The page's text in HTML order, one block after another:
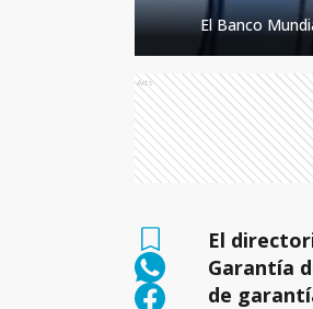
El Banco
Ads
El
Garantía
de